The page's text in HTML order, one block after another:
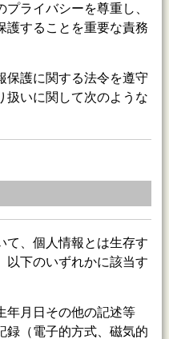
ライバシーを尊重し、
護することを重要な責務
保護に関する法令を遵守
扱いに関して次のような
て、個人情報とは生存す
以下のいずれかに該当す
年月日その他の記述等
録（電子的方式、磁気的